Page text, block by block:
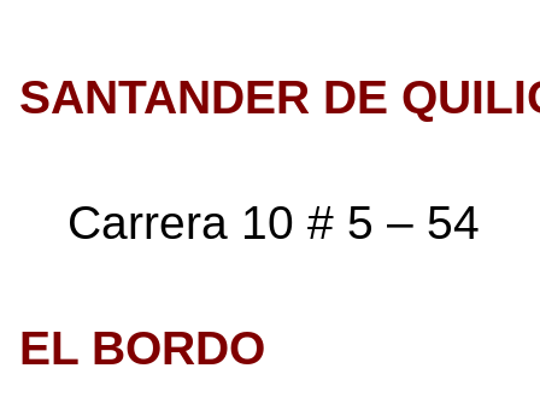
SANTANDER DE
Carrera 10 # 5 – 54
EL BORDO